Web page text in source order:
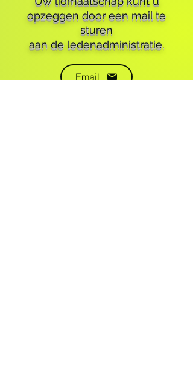
opzeggen door een mail te
sturen
aan de ledenadministratie.
Email